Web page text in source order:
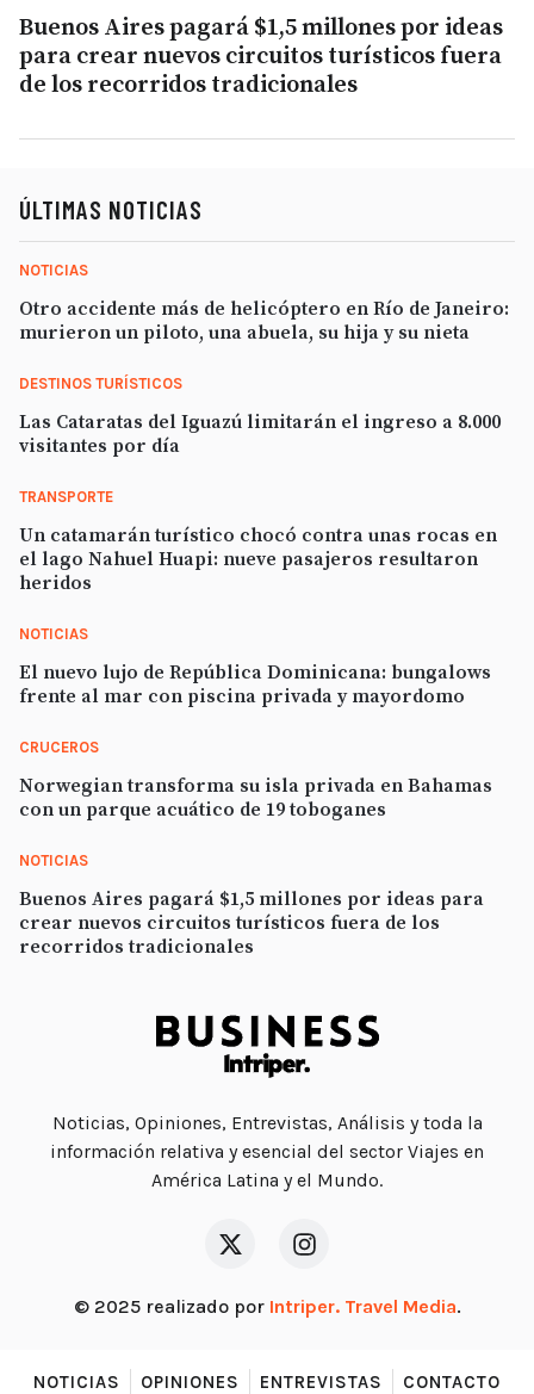
Buenos Aires pagará $1,5 millones por ideas
para crear nuevos circuitos turísticos fuera
de los recorridos tradicionales
Noticias, Opiniones, Entrevistas, Análisis y toda la
información relativa y esencial del sector Viajes en
América Latina y el Mundo.
© 2025 realizado por Intriper. Travel Media.
ÚLTIMAS NOTICIAS
NOTICIAS
Otro accidente más de helicóptero en Río de Janeiro:
murieron un piloto, una abuela, su hija y su nieta
DESTINOS TURÍSTICOS
Las Cataratas del Iguazú limitarán el ingreso a 8.000
visitantes por día
TRANSPORTE
Un catamarán turístico chocó contra unas rocas en
el lago Nahuel Huapi: nueve pasajeros resultaron
heridos
NOTICIAS
El nuevo lujo de República Dominicana: bungalows
frente al mar con piscina privada y mayordomo
CRUCEROS
Norwegian transforma su isla privada en Bahamas
con un parque acuático de 19 toboganes
NOTICIAS
Buenos Aires pagará $1,5 millones por ideas para
crear nuevos circuitos turísticos fuera de los
recorridos tradicionales
NOTICIAS OPINIONES ENTREVISTAS CONTACTO